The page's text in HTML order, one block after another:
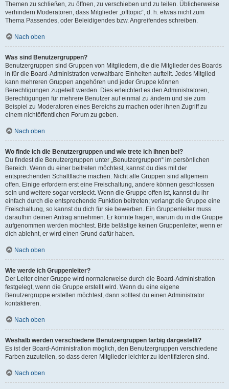
Themen zu schließen, zu öffnen, zu verschieben und zu teilen. Üblicherweise
verhindern Moderatoren, dass Mitglieder „offtopic“, d. h. etwas nicht zum
Thema Passendes, oder Beleidigendes bzw. Angreifendes schreiben.
Nach oben
Was sind Benutzergruppen?
Benutzergruppen sind Gruppen von Mitgliedern, die die Mitglieder des Boards
in für die Board-Administration verwaltbare Einheiten aufteilt. Jedes Mitglied
kann mehreren Gruppen angehören und jeder Gruppe können
Berechtigungen zugeteilt werden. Dies erleichtert es den Administratoren,
Berechtigungen für mehrere Benutzer auf einmal zu ändern und sie zum
Beispiel zu Moderatoren eines Bereichs zu machen oder ihnen Zugriff zu
einem nichtöffentlichen Forum zu geben.
Nach oben
Wo finde ich die Benutzergruppen und wie trete ich ihnen bei?
Du findest die Benutzergruppen unter „Benutzergruppen“ im persönlichen
Bereich. Wenn du einer beitreten möchtest, kannst du dies mit der
entsprechenden Schaltfläche machen. Nicht alle Gruppen sind allgemein
offen. Einige erfordern erst eine Freischaltung, andere können geschlossen
sein und weitere sogar versteckt. Wenn die Gruppe offen ist, kannst du ihr
einfach durch die entsprechende Funktion beitreten; verlangt die Gruppe eine
Freischaltung, so kannst du dich für sie bewerben. Ein Gruppenleiter muss
daraufhin deinen Antrag annehmen. Er könnte fragen, warum du in die Gruppe
aufgenommen werden möchtest. Bitte belästige keinen Gruppenleiter, wenn er
dich ablehnt, er wird einen Grund dafür haben.
Nach oben
Wie werde ich Gruppenleiter?
Der Leiter einer Gruppe wird normalerweise durch die Board-Administration
festgelegt, wenn die Gruppe erstellt wird. Wenn du eine eigene
Benutzergruppe erstellen möchtest, dann solltest du einen Administrator
kontaktieren.
Nach oben
Weshalb werden verschiedene Benutzergruppen farbig dargestellt?
Es ist der Board-Administration möglich, den Benutzergruppen verschiedene
Farben zuzuteilen, so dass deren Mitglieder leichter zu identifizieren sind.
Nach oben